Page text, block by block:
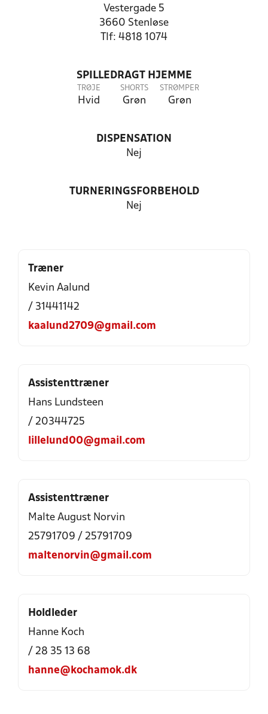
Vestergade 5
3660 Stenløse
Tlf: 4818 1074
SPILLEDRAGT HJEMME
TRØJE
Hvid
SHORTS
Grøn
STRØMPER
Grøn
DISPENSATION
Nej
TURNERINGSFORBEHOLD
Nej
Træner
Kevin Aalund
/ 31441142
kaalund2709@gmail.com
Assistenttræner
Hans Lundsteen
/ 20344725
lillelund00@gmail.com
Assistenttræner
Malte August Norvin
25791709 / 25791709
maltenorvin@gmail.com
Holdleder
Hanne Koch
/ 28 35 13 68
hanne@kochamok.dk